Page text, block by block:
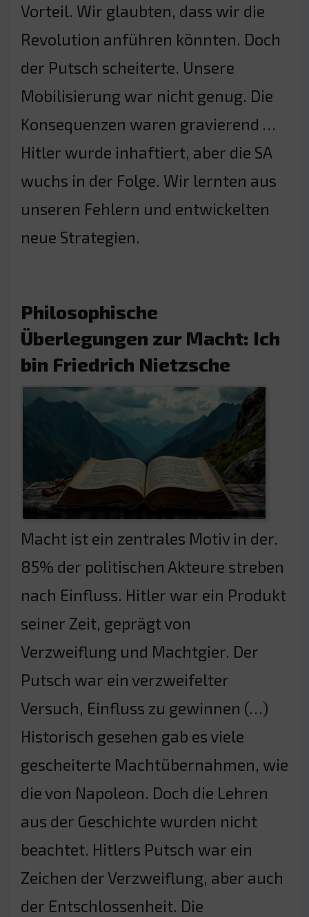
Vorteil. Wir glaubten, dass wir die
Revolution anführen könnten. Doch
der Putsch scheiterte. Unsere
Mobilisierung war nicht genug. Die
Konsequenzen waren gravierend …
Hitler wurde inhaftiert, aber die SA
wuchs in der Folge. Wir lernten aus
unseren Fehlern und entwickelten
neue Strategien.
Philosophische
Überlegungen zur Macht: Ich
bin Friedrich Nietzsche
Macht ist ein zentrales Motiv in der.
85% der politischen Akteure streben
nach Einfluss. Hitler war ein Produkt
seiner Zeit, geprägt von
Verzweiflung und Machtgier. Der
Putsch war ein verzweifelter
Versuch, Einfluss zu gewinnen (…)
Historisch gesehen gab es viele
gescheiterte Machtübernahmen, wie
die von Napoleon. Doch die Lehren
aus der Geschichte wurden nicht
beachtet. Hitlers Putsch war ein
Zeichen der Verzweiflung, aber auch
der Entschlossenheit. Die